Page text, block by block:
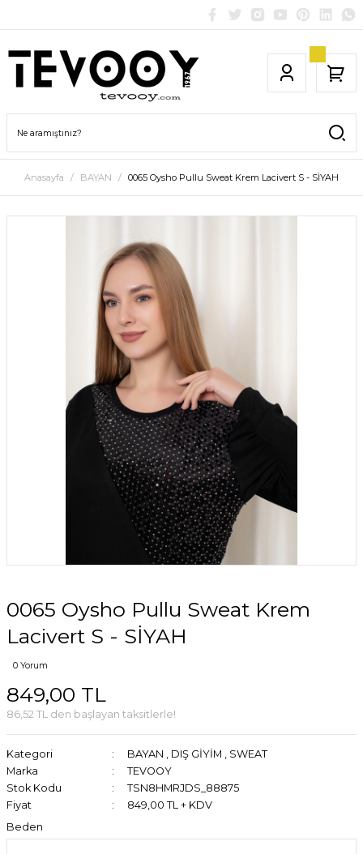
Anasayfa BAYAN 0065 Oysho Pullu Sweat Krem Lacivert S - SİYAH
0065 Oysho Pullu Sweat Krem
Lacivert S - SİYAH
0 Yorum
849,00 TL
86,52 TL den başlayan taksitlerle!
Kategori BAYAN , DIŞ GİYİM , SWEAT
Marka
TEVOOY
Stok Kodu
TSN8HMRJDS_88875
Fiyat
849,00 TL + KDV
Beden